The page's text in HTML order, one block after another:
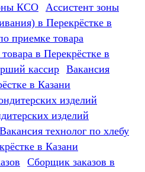
Ассистент зоны
в Перекрёстке в
в Перекрёстке в
Вакансия
в Казани
изделий
в Казани
Сборщик заказов в